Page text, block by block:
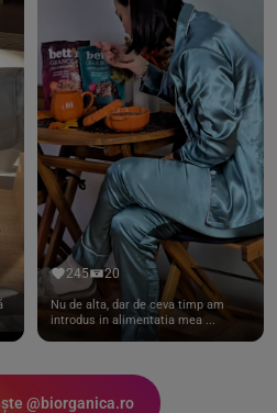
245 20
Nu de alta, dar de ceva timp am
introdus in alimentatia mea ...
@biorganica.ro